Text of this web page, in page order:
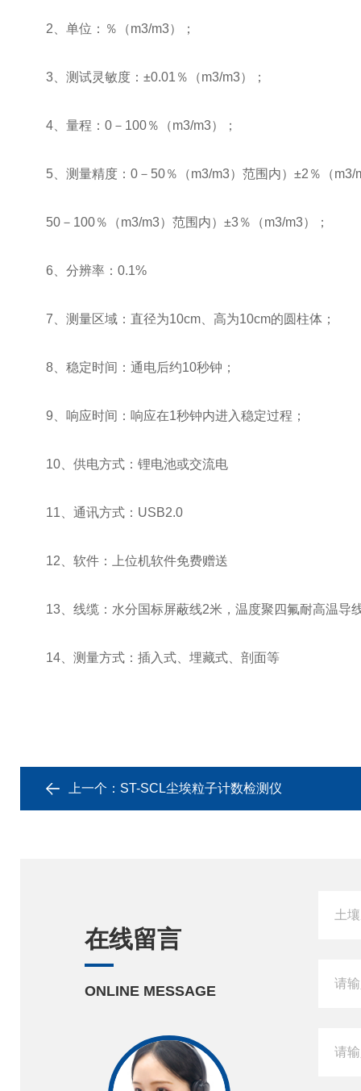
2、单位：％（m3/m3）；
3、测试灵敏度：±0.01％（m3/m3）；
4、量程：0－100％（m3/m3）；
5、测量精度：0－50％（m3/m3）范围内）±2％（m3/
50－100％（m3/m3）范围内）±3％（m3/m3）；
6、分辨率：0.1%
7、测量区域：直径为10cm、高为10cm的圆柱体；
8、稳定时间：通电后约10秒钟；
9、响应时间：响应在1秒钟内进入稳定过程；
10、供电方式：锂电池或交流电
11、通讯方式：USB2.0
12、软件：上位机软件免费赠送
13、线缆：水分国标屏蔽线2米，温度聚四氟耐高温导
14、测量方式：插入式、埋藏式、剖面等
上一个： ST-SCL尘埃粒子计数检测仪
在线留言
ONLINE MESSAGE